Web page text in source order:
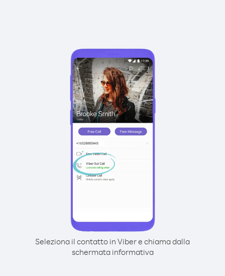
Seleziona il contatto in Viber e chiama dalla
schermata informativa